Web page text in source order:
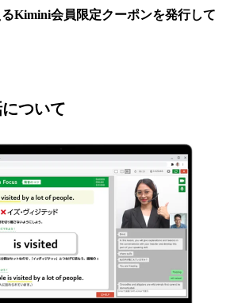
Kimini会員限定クーポンを発行して
ついて